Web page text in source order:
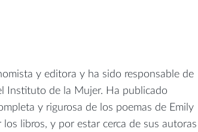
y editora y ha sido responsable de
Instituto de la Mujer. Ha publicado
y rigurosa de los poemas de Emily
libros, y por estar cerca de sus autoras